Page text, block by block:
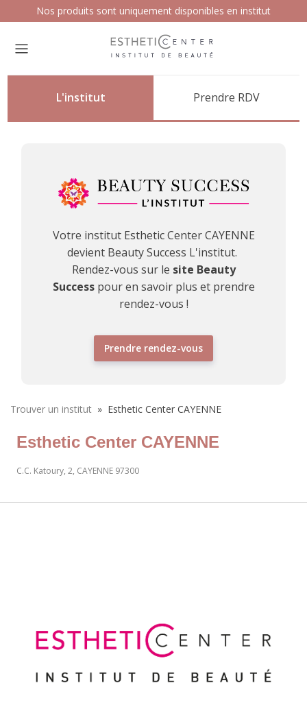
Nos produits sont uniquement disponibles en institut
L'institut Prendre RDV
Votre institut Esthetic Center CAYENNE
devient Beauty Success L'institut.
Rendez-vous sur le site Beauty
Successpour en savoir plus et prendre
rendez-vous !
Prendre rendez-vous
Trouver un institut » Esthetic Center CAYENNE
Esthetic Center CAYENNE
C.C. Katoury, 2, CAYENNE 97300